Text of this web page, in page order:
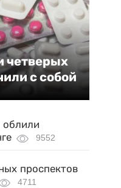
четверых
с собой
облили
9552
проспектов
4711